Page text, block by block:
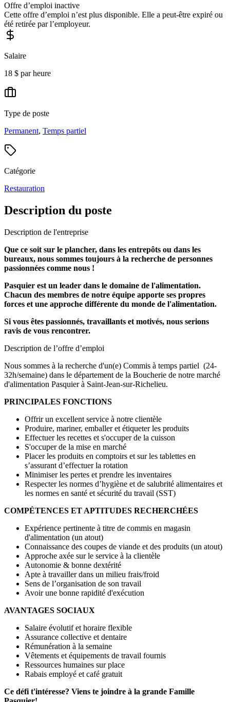
Offre d’emploi inactive
Cette offre d’emploi n’est plus disponible. Elle a peut-être expiré ou
été retirée par l’employeur.
Salaire
18 $ par heure
Type de poste
Permanent, Temps partiel
Catégorie
Restauration
Description du poste
Description de l'entreprise
Que ce soit sur le plancher, dans les entrepôts ou dans les
bureaux, nous sommes toujours à la recherche de personnes
passionnées comme nous !
Pasquier est un leader dans le domaine de l'alimentation.
Chacun des membres de notre équipe apporte ses propres
forces et une approche différente du monde de l'alimentation.
Si vous êtes passionnés, travaillants et motivés, nous serions
ravis de vous rencontrer.
Description de l’offre d’emploi
Nous sommes à la recherche d'un(e) Commis à temps partiel (24-
32h/semaine) dans le département de la Boucherie de notre marché
d'alimentation Pasquier à Saint-Jean-sur-Richelieu.
PRINCIPALES FONCTIONS
Offrir un excellent service à notre clientèle
Produire, mariner, emballer et étiqueter les produits
Effectuer les recettes et s'occuper de la cuisson
S'occuper de la mise en marché
Placer les produits en comptoirs et sur les tablettes en
s’assurant d’effectuer la rotation
Minimiser les pertes et prendre les inventaires
Respecter les normes d’hygiène et de salubrité alimentaires et
les normes en santé et sécurité du travail (SST)
COMPÉTENCES ET APTITUDES RECHERCHÉES
Expérience pertinente à titre de commis en magasin
d'alimentation (un atout)
Connaissance des coupes de viande et des produits (un atout)
Approche axée sur le service à la clientèle
Autonomie & bonne dextérité
Apte à travailler dans un milieu frais/froid
Sens de l’organisation de son travail
Avoir une bonne rapidité d'exécution
AVANTAGES SOCIAUX
Salaire évolutif et horaire flexible
Assurance collective et dentaire
Rémunération à la semaine
Vêtements et équipements de travail fournis
Ressources humaines sur place
Rabais employé et café gratuit
Ce défi t'intéresse? Viens te joindre à la grande Famille